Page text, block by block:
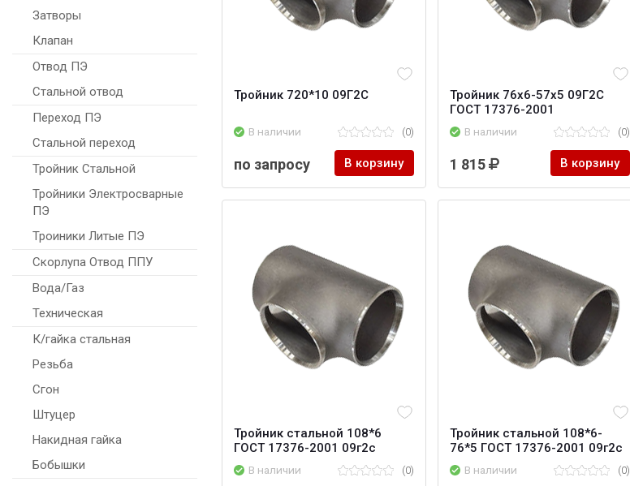
Затворы
Клапан
Отвод ПЭ
Стальной отвод
Переход ПЭ
Стальной переход
Тройник Стальной
Тройники Электросварные
ПЭ
Троиники Литые ПЭ
Скорлупа Отвод ППУ
Вода/Газ
Техническая
К/гайка стальная
Резьба
Сгон
Штуцер
Накидная гайка
Бобышки
Тройник 720*10 09Г2С
В наличии (0)
по запросу В корзину
Тройник 76x6-57x5 09Г2С
ГОСТ 17376-2001
В наличии (0)
1 815 В корзину
Тройник стальной 108*6
ГОСТ 17376-2001 09г2с
В наличии (0)
Тройник стальной 108*6-
76*5 ГОСТ 17376-2001 09г2с
В наличии (0)